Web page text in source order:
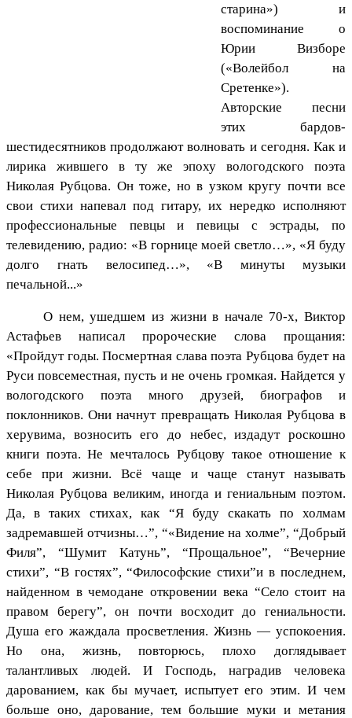
старина») и
воспоминание о
Юрии Визборе
(«Волейбол на
Сретенке»).
Авторские песни
этих бардов-
шестидесятников продолжают волновать и сегодня. Как и
лирика жившего в ту же эпоху вологодского поэта
Николая Рубцова. Он тоже, но в узком кругу почти все
свои стихи напевал под гитару, их нередко исполняют
профессиональные певцы и певицы с эстрады, по
телевидению, радио: «В горнице моей светло…», «Я буду
долго гнать велосипед…», «В минуты музыки
печальной...»
О нем, ушедшем из жизни в начале 70-х, Виктор
Астафьев написал пророческие слова прощания:
«Пройдут годы. Посмертная слава поэта Рубцова будет на
Руси повсеместная, пусть и не очень громкая. Найдется у
вологодского поэта много друзей, биографов и
поклонников. Они начнут превращать Николая Рубцова в
херувима, возносить его до небес, издадут роскошно
книги поэта. Не мечталось Рубцову такое отношение к
себе при жизни. Всё чаще и чаще станут называть
Николая Рубцова великим, иногда и гениальным поэтом.
Да, в таких стихах, как “Я буду скакать по холмам
задремавшей отчизны…”, “«Видение на холме”, “Добрый
Филя”, “Шумит Катунь”, “Прощальное”, “Вечерние
стихи”, “В гостях”, “Философские стихи”и в последнем,
найденном в чемодане откровении века “Село стоит на
правом берегу”, он почти восходит до гениальности.
Душа его жаждала просветления. Жизнь — успокоения.
Но она, жизнь, повторюсь, плохо доглядывает
талантливых людей. И Господь, наградив человека
дарованием, как бы мучает, испытует его этим. И чем
больше оно, дарование, тем большие муки и метания